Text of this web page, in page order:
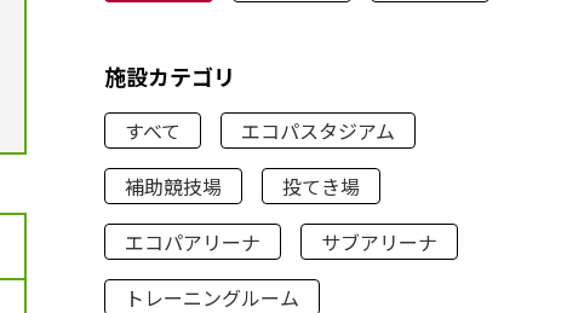
施設カテゴリ
すべて
エコパスタジアム
補助競技場
投てき場
エコパアリーナ
サブアリーナ
トレーニングルーム